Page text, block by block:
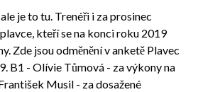
je to tu. Trenéři i za prosinec
kteří se na konci roku 2019
Zde jsou odměnění v anketě Plavec
B1 - Olívie Tůmová - za výkony na
Musil - za dosažené